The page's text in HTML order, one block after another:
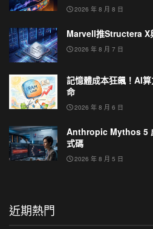
2026 年 8 月 8 日
Marvell推Structera X
2026 年 8 月 7 日
記憶體成本狂飆！AI
命
2026 年 8 月 6 日
Anthropic Mythos 5
式碼
2026 年 8 月 5 日
近期熱門